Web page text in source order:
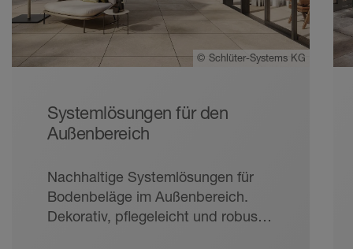
© Schlüter-Systems KG
Systemlösungen für den
Außenbereich
Nachhaltige Systemlösungen für
Bodenbeläge im Außenbereich.
Dekorativ, pflegeleicht und robust: